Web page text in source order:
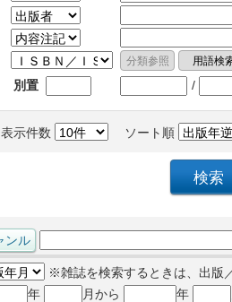
別置 /
表示件数 ソート順
※雑誌を検索するときは、出版
年
月から 年